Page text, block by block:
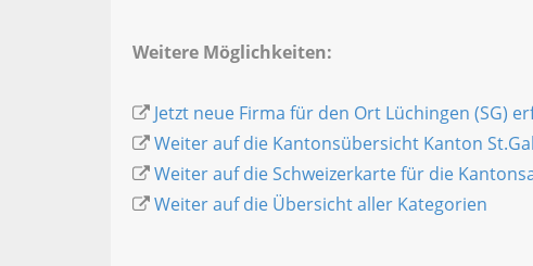
Weitere Möglichkeiten:
Jetzt neue Firma für den Ort Lüchingen (SG)
Weiter auf die Kantonsübersicht Kanton
Weiter auf die Schweizerkarte für die
Weiter auf die Übersicht aller Kategorien